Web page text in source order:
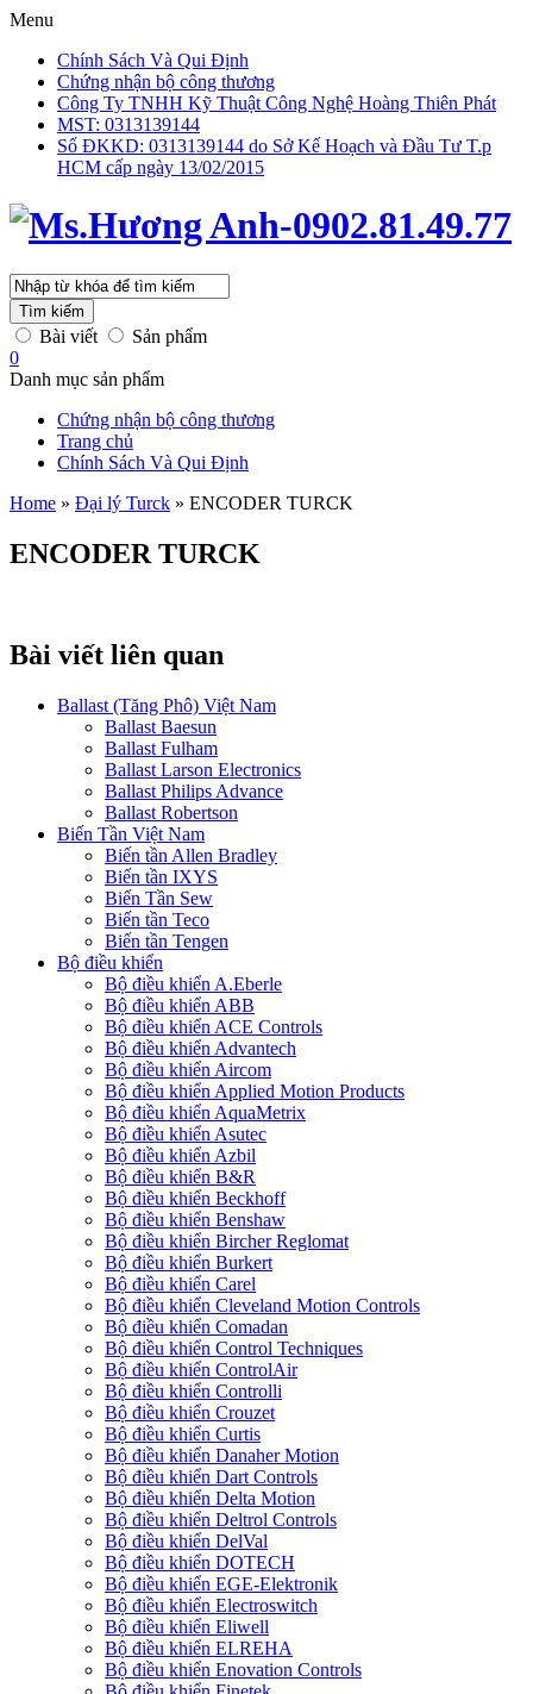
Menu
Chính Sách Và Qui Định
Chứng nhận bộ công thương
Công Ty TNHH Kỹ Thuật Công Nghệ Hoàng Thiên Phát
MST: 0313139144
Số ĐKKD: 0313139144 do Sở Kế Hoạch và Đầu Tư T.p
HCM cấp ngày 13/02/2015
Tìm kiếm
Bài viết
Sản phẩm
0
Danh mục sản phẩm
Chứng nhận bộ công thương
Trang chủ
Chính Sách Và Qui Định
Home » Đại lý Turck » ENCODER TURCK
ENCODER TURCK
Bài viết liên quan
Ballast (Tăng Phô) Việt Nam
Ballast Baesun
Ballast Fulham
Ballast Larson Electronics
Ballast Philips Advance
Ballast Robertson
Biến Tần Việt Nam
Biến tần Allen Bradley
Biến tần IXYS
Biến Tần Sew
Biến tần Teco
Biến tần Tengen
Bộ điều khiển
Bộ điều khiển A.Eberle
Bộ điều khiển ABB
Bộ điều khiển ACE Controls
Bộ điều khiển Advantech
Bộ điều khiển Aircom
Bộ điều khiển Applied Motion Products
Bộ điều khiển AquaMetrix
Bộ điều khiển Asutec
Bộ điều khiển Azbil
Bộ điều khiển B&R
Bộ điều khiển Beckhoff
Bộ điều khiển Benshaw
Bộ điều khiển Bircher Reglomat
Bộ điều khiển Burkert
Bộ điều khiển Carel
Bộ điều khiển Cleveland Motion Controls
Bộ điều khiển Comadan
Bộ điều khiển Control Techniques
Bộ điều khiển ControlAir
Bộ điều khiển Controlli
Bộ điều khiển Crouzet
Bộ điều khiển Curtis
Bộ điều khiển Danaher Motion
Bộ điều khiển Dart Controls
Bộ điều khiển Delta Motion
Bộ điều khiển Deltrol Controls
Bộ điều khiển DelVal
Bộ điều khiển DOTECH
Bộ điều khiển EGE-Elektronik
Bộ điều khiển Electroswitch
Bộ điều khiển Eliwell
Bộ điều khiển ELREHA
Bộ điều khiển Enovation Controls